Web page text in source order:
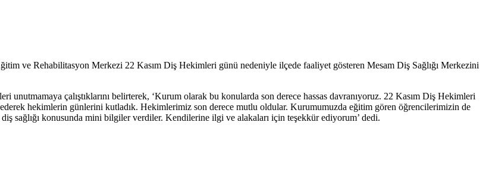
ve Rehabilitasyon Merkezi 22 Kasım Diş Hekimleri günü nedeniyle ilçede faaliyet gösteren Mesam Diş Sağlığı Merkezini
çalıştıklarını belirterek, ‘Kurum olarak bu konularda son derece hassas davranıyoruz. 22 Kasım Diş Hekimleri
ederek hekimlerin günlerini kutladık. Hekimlerimiz son derece mutlu oldular. Kurumumuzda eğitim gören öğrencilerimizin de
sağlığı konusunda mini bilgiler verdiler. Kendilerine ilgi ve alakaları için teşekkür ediyorum’ dedi.